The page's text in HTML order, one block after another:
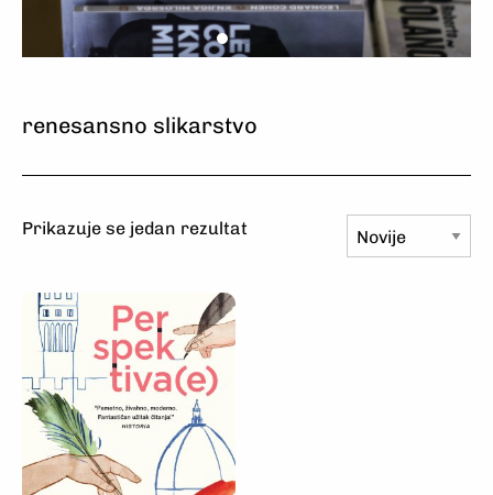
renesansno slikarstvo
Prikazuje se jedan rezultat